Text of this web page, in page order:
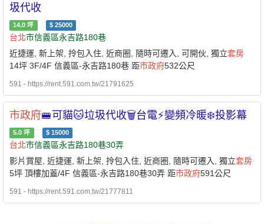
圾代收
14.0 坪 $ 25000
台北市信義區永吉路180巷
近捷運, 新上架, 拎包入住, 近商圈, 隨時可遷入, 可開伙, 獨立套房
14坪 3F/4F 信義區-永吉路180巷 距市政府532公尺
591 - https://rent.591.com.tw/21791625
市政府🚝可貓🐱垃圾代收🗑️台電⚡️變頻冷暖❄️投影幕
5.0 坪 $ 15000
台北市信義區永吉路180巷30弄
影片賞屋, 近捷運, 新上架, 拎包入住, 近商圈, 隨時可遷入, 獨立套房
5坪 頂樓加蓋/4F 信義區-永吉路180巷30弄 距市政府591公尺
591 - https://rent.591.com.tw/21777811